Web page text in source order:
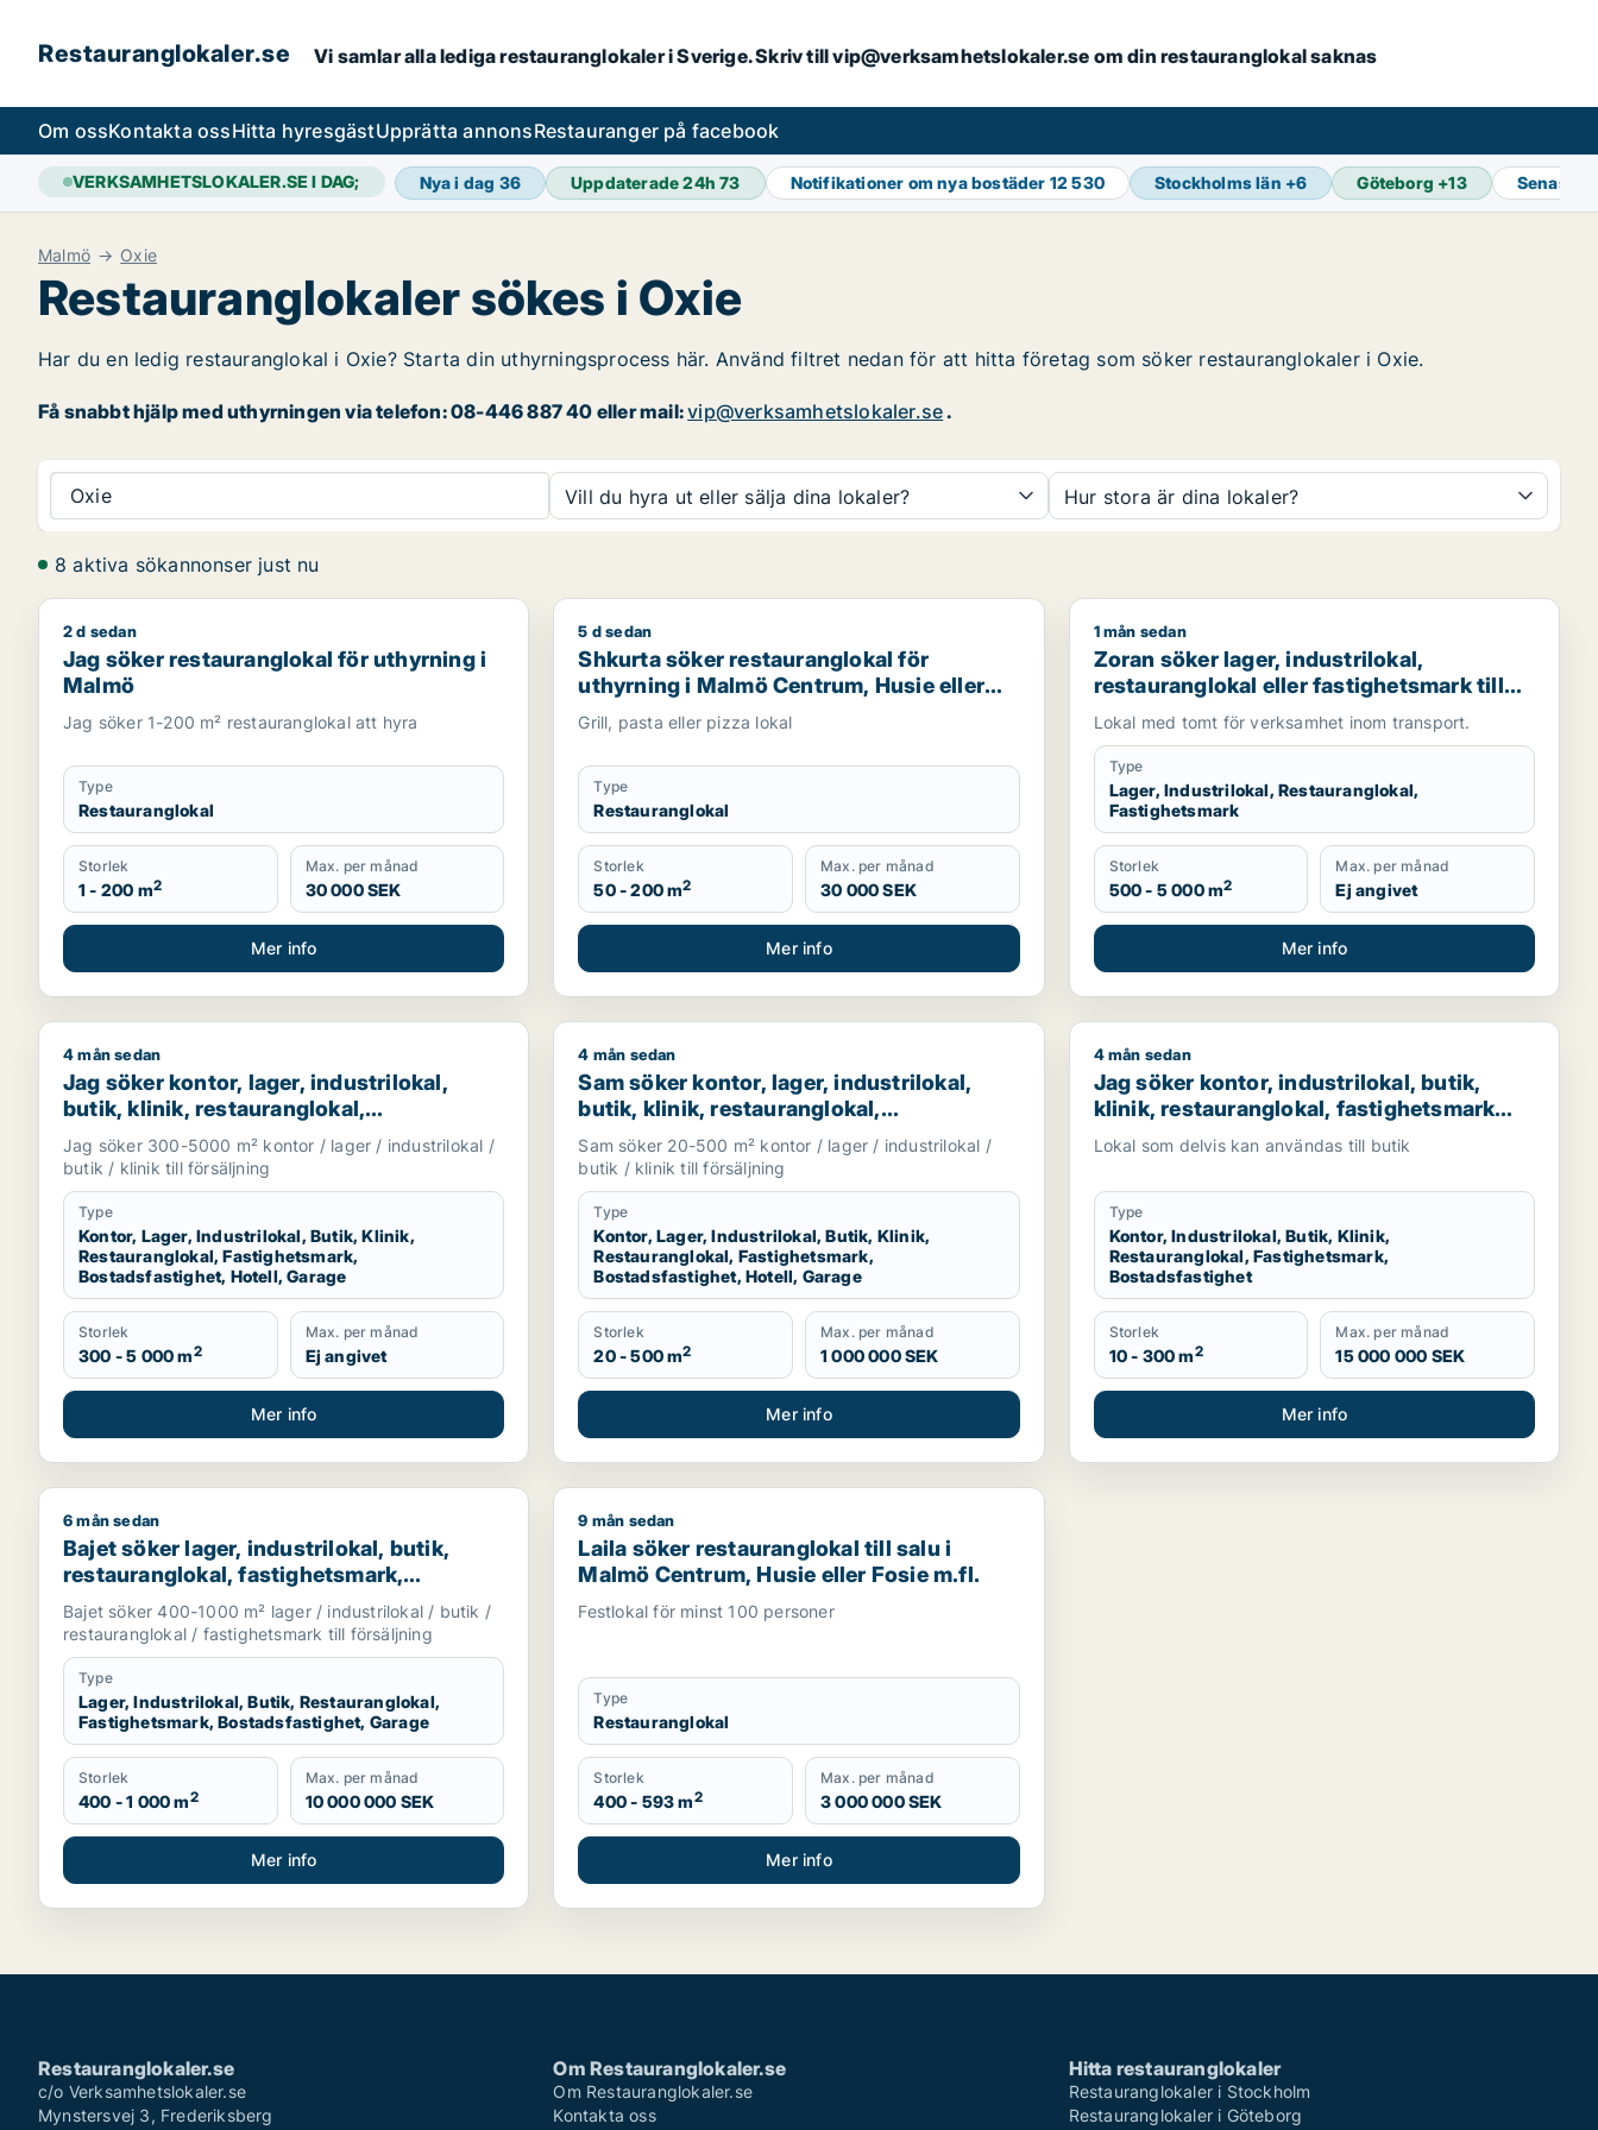
Restauranglokaler.se Vi samlar alla lediga restauranglokaler i Sverige. Skriv till vip@verksamhetslokaler.se om din restauranglokal saknas
Om ossKontakta ossHitta hyresgästUpprätta annonsRestauranger på facebook
VERKSAMHETSLOKALER.SE I DAG; Nya i dag 36 Uppdaterade 24h73 Notifikationer om nya bostäder 12 530 Stockholms län +6 Göteborg +13 Senaste
Malmö Oxie
Restauranglokaler sökes i Oxie
Har du en ledig restauranglokal i Oxie? Starta din uthyrningsprocess här. Använd filtret nedan för att hitta företag som söker restauranglokaler i Oxie.
Få snabbt hjälp med uthyrningen via telefon: 08-446 887 40 eller mail:vip@verksamhetslokaler.se.
Oxie Vill du hyra ut eller sälja dina lokaler? Hur stora är dina lokaler?
8 aktiva sökannonser just nu
Jag söker restauranglokal för uthyrning i Malmö
2 d sedan
Jag söker restauranglokal för uthyrning i
Malmö
Jag söker 1-200 m² restauranglokal att hyra
Type
Restauranglokal
Storlek
1 - 200 m2
Max. per månad
30 000 SEK
Mer info
Shkurta söker restauranglokal för uthyrning i Malmö Centrum, Husie eller Fosie m.fl.
5 d sedan
Shkurta söker restauranglokal för
uthyrning i Malmö Centrum, Husie eller
Fosie m.fl.
Grill, pasta eller pizza lokal
Type
Restauranglokal
Storlek
50 - 200 m2
Max. per månad
30 000 SEK
Mer info
Zoran söker lager, industrilokal, restauranglokal eller
1 mån sedan
Zoran söker lager, industrilokal,
restauranglokal eller fastighetsmark till
salu i Malmö
Lokal med tomt för verksamhet inom transport.
Type
Lager, Industrilokal, Restauranglokal,
Fastighetsmark
Storlek
500 - 5 000 m2
Max. per månad
Ej angivet
Mer info
Jag söker kontor, lager, industrilokal, butik, klinik, restauranglokal, fastighetsmark, bostadsfastighet, hotell eller garage till salu i Malmö
4 mån sedan
Jag söker kontor, lager, industrilokal,
butik, klinik, restauranglokal,
fastighetsmark, bostadsfastighet, hotell
eller garage till salu i Malmö
Jag söker 300-5000 m² kontor / lager / industrilokal /
butik / klinik till försäljning
Type
Kontor, Lager, Industrilokal, Butik, Klinik,
Restauranglokal, Fastighetsmark,
Bostadsfastighet, Hotell, Garage
Storlek
300 - 5 000 m2
Max. per månad
Ej angivet
Mer info
Sam söker kontor, lager, industrilokal, butik, klinik, restauranglokal, fastighetsmark, bostadsfastighet, hotell
4 mån sedan
Sam söker kontor, lager, industrilokal,
butik, klinik, restauranglokal,
fastighetsmark, bostadsfastighet, hotell
eller garage till salu i Malmö
Sam söker 20-500 m² kontor / lager / industrilokal /
butik / klinik till försäljning
Type
Kontor, Lager, Industrilokal, Butik, Klinik,
Restauranglokal, Fastighetsmark,
Bostadsfastighet, Hotell, Garage
Storlek
20 - 500 m2
Max. per månad
1 000 000 SEK
Mer info
Jag söker kontor, industrilokal, butik, klinik,
4 mån sedan
Jag söker kontor, industrilokal, butik,
klinik, restauranglokal, fastighetsmark
eller bostadsfastighet till salu i Malmö
Lokal som delvis kan användas till butik
Type
Kontor, Industrilokal, Butik, Klinik,
Restauranglokal, Fastighetsmark,
Bostadsfastighet
Storlek
10 - 300 m2
Max. per månad
15 000 000 SEK
Mer info
Bajet söker lager, industrilokal, butik, restauranglokal, fastighetsmark, bostadsfastighet eller garage till salu i Lomma, Lund eller Malmö Centrum m.fl.
6 mån sedan
Bajet söker lager, industrilokal, butik,
restauranglokal, fastighetsmark,
bostadsfastighet eller garage till salu i
Lomma, Lund eller Malmö Centrum m.fl.
Bajet söker 400-1000 m² lager / industrilokal / butik /
restauranglokal / fastighetsmark till försäljning
Type
Lager, Industrilokal, Butik, Restauranglokal,
Fastighetsmark, Bostadsfastighet, Garage
Storlek
400 - 1 000 m2
Max. per månad
10 000 000 SEK
Mer info
Laila söker restauranglokal till salu i Malmö Centrum, Husie eller Fosie m.fl.
9 mån sedan
Laila söker restauranglokal till salu i
Malmö Centrum, Husie eller Fosie m.fl.
Festlokal för minst 100 personer
Type
Restauranglokal
Storlek
400 - 593 m2
Max. per månad
3 000 000 SEK
Mer info
Restauranglokaler.se
c/o Verksamhetslokaler.se
Mynstersvej 3, Frederiksberg
Om Restauranglokaler.se
Om Restauranglokaler.se
Kontakta oss
Hitta restauranglokaler
Restauranglokaler i Stockholm
Restauranglokaler i Göteborg